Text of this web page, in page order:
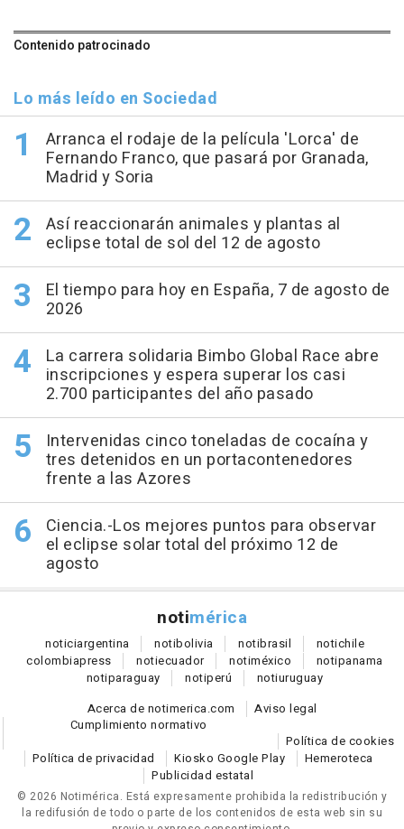
Contenido patrocinado
Lo más leído en Sociedad
Arranca el rodaje de la película 'Lorca' de
Fernando Franco, que pasará por Granada,
Madrid y Soria
Así reaccionarán animales y plantas al
eclipse total de sol del 12 de agosto
El tiempo para hoy en España, 7 de agosto de
2026
La carrera solidaria Bimbo Global Race abre
inscripciones y espera superar los casi
2.700 participantes del año pasado
Intervenidas cinco toneladas de cocaína y
tres detenidos en un portacontenedores
frente a las Azores
Ciencia.-Los mejores puntos para observar
el eclipse solar total del próximo 12 de
agosto
notimérica
noticiargentina notibolivia notibrasil notichile
colombiapress notiecuador notiméxico notipanama
notiparaguay notiperú notiuruguay
Acerca de notimerica.com
Aviso legal
Cumplimiento normativo
Política de cookies
Política de privacidad
Kiosko Google Play
Hemeroteca
Publicidad estatal
© 2026 Notimérica. Está expresamente prohibida la redistribución y
la redifusión de todo o parte de los contenidos de esta web sin su